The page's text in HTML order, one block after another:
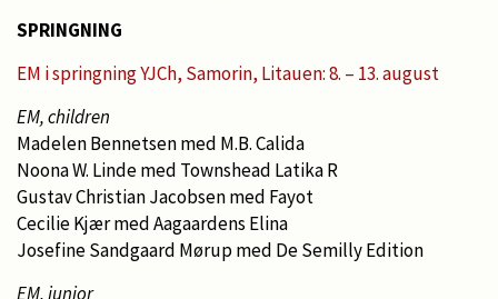
SPRINGNING
EM i springning YJCh, Samorin, Litauen: 8. – 13. august
EM, children
Madelen Bennetsen med M.B. Calida
Noona W. Linde med Townshead Latika R
Gustav Christian Jacobsen med Fayot
Cecilie Kjær med Aagaardens Elina
Josefine Sandgaard Mørup med De Semilly Edition
EM, junior